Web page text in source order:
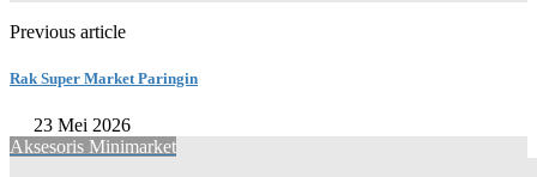
Previous article
Rak Super Market Paringin
23 Mei 2026
Aksesoris Minimarket